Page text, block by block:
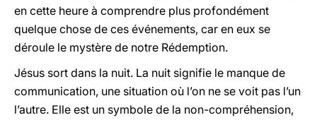
en cette heure à comprendre plus profondément
quelque chose de ces événements, car en eux se
déroule le mystère de notre Rédemption.
Jésus sort dans la nuit. La nuit signifie le manque de
communication, une situation où l’on ne se voit pas l’un
l’autre. Elle est un symbole de la non-compréhension,